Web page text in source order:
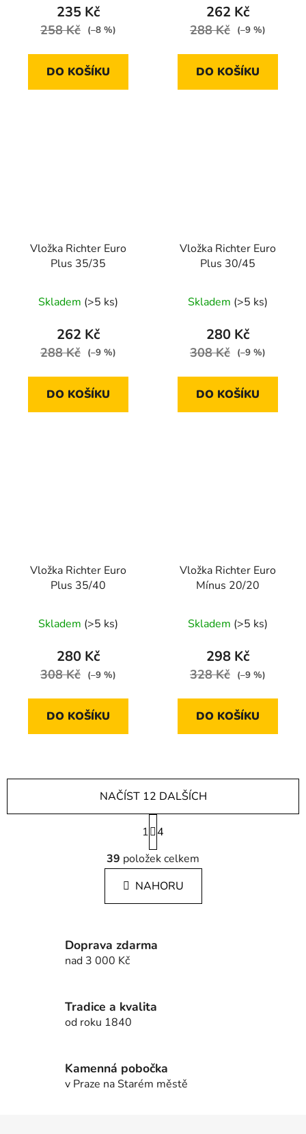
235 Kč
258 Kč (–8 %)
DO KOŠÍKU
262 Kč
288 Kč (–9 %)
DO KOŠÍKU
Vložka Richter Euro
Plus 35/35
Skladem (>5 ks)
262 Kč
288 Kč (–9 %)
DO KOŠÍKU
Vložka Richter Euro
Plus 30/45
Skladem (>5 ks)
280 Kč
308 Kč (–9 %)
DO KOŠÍKU
Vložka Richter Euro
Plus 35/40
Skladem (>5 ks)
280 Kč
308 Kč (–9 %)
DO KOŠÍKU
Vložka Richter Euro
Mínus 20/20
Skladem (>5 ks)
298 Kč
328 Kč (–9 %)
DO KOŠÍKU
O
v
l
á
d
í
k
ý
p
i
NAČÍST 12 DALŠÍCH
S
t
r
á
n
k
í
1 4
39 položek celkem
NAHORU
Doprava zdarma
nad 3 000 Kč
Tradice a kvalita
od roku 1840
Kamenná pobočka
v Praze na Starém městě